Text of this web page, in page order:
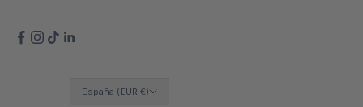
España (EUR €)